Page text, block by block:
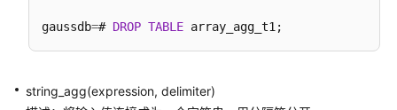
作
二
进
gaussdb=# DROP TABLE
string_agg(expression, delimiter)